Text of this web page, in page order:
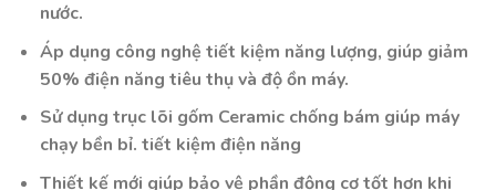
nước.
Áp dụng công nghệ tiết kiệm năng lượng, giúp giảm
50% điện năng tiêu thụ và độ ồn máy.
Sử dụng trục lõi gốm Ceramic chống bám giúp máy
chạy bền bỉ. tiết kiệm điện năng
Thiết kế mới giúp bảo vệ phần động cơ tốt hơn khi